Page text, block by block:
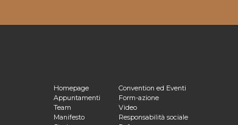
Privacy PolicyHomepage
Appuntamenti
Team
Manifesto
Convention ed Eventi
Form-azione
Video
Responsabilità sociale